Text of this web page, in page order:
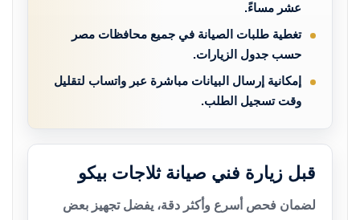
عشر مساءً.
تغطية طلبات الصيانة في جميع محافظات مصر
حسب جدول الزيارات.
إمكانية إرسال البيانات مباشرة عبر واتساب لتقليل
وقت تسجيل الطلب.
قبل زيارة فني صيانة ثلاجات بيكو
لضمان فحص أسرع وأكثر دقة، يفضل تجهيز بعض